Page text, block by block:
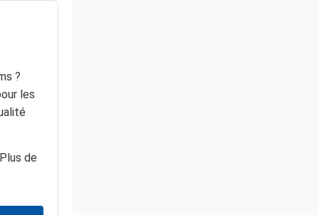
?
les
de